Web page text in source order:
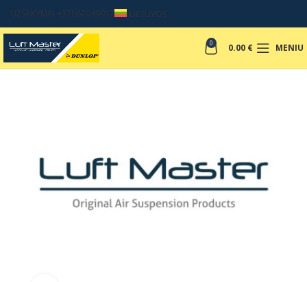
UŽSAKYMAI +37067049017 LIETUVOS
0 0.00 € MENIU